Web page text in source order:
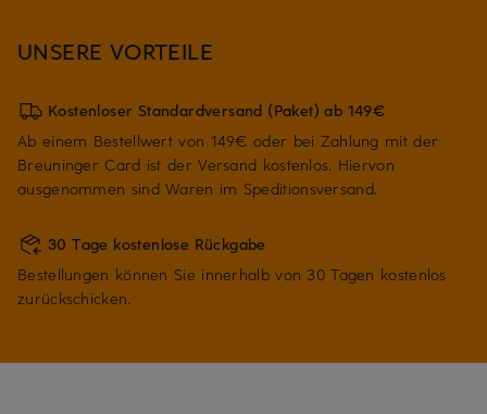
UNSERE VORTEILE
Kostenloser Standardversand (Paket) ab 149€
Ab einem Bestellwert von 149€ oder bei Zahlung mit der
Breuninger Card ist der Versand kostenlos. Hiervon
ausgenommen sind Waren im Speditionsversand.
30 Tage kostenlose Rückgabe
Bestellungen können Sie innerhalb von 30 Tagen kostenlos
zurückschicken.